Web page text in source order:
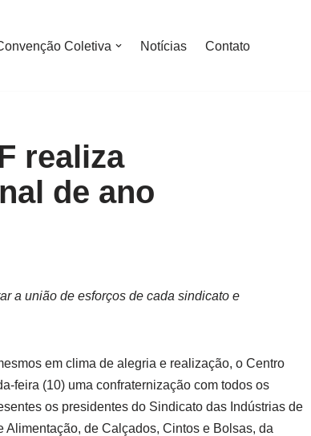
Coletiva Notícias Contato
realiza
de ano
a união de esforços de cada sindicato e
em clima de alegria e realização, o Centro
feira (10) uma confraternização com todos os
os presidentes do Sindicato das Indústrias de
de Calçados, Cintos e Bolsas, da